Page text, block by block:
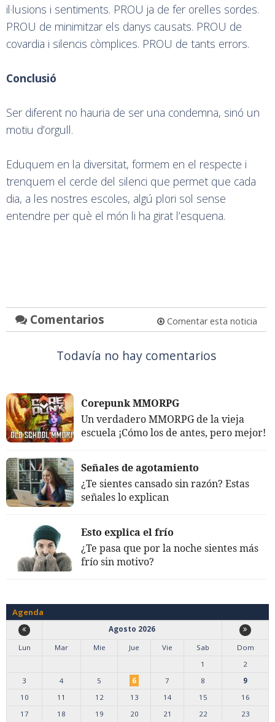
il·lusions i sentiments. PROU ja de fer orelles sordes.
PROU de minimitzar els danys causats. PROU de
covardia i silencis còmplices. PROU de tants errors.
Conclusió
Ser diferent no hauria de ser una condemna, sinó un
motiu d’orgull.
Eduquem en la diversitat, formem en el respecte i
trenquem el cercle del silenci que permet que cada
dia, a les nostres escoles, algú plori sol sense
entendre per què el món li ha girat l’esquena.
Comentarios Comentar esta noticia
Todavía no hay comentarios
Corepunk MMORPG
Un verdadero MMORPG de la vieja
escuela ¡Cómo los de antes, pero mejor!
Señales de agotamiento
¿Te sientes cansado sin razón? Estas
señales lo explican
Esto explica el frío
¿Te pasa que por la noche sientes más
frío sin motivo?
Agenda
Agosto 2026
Lun
Mar Mie Jue Vie Sab
Dom
1
2
3
4 5 6 7 8
9
10
11 12 13 14 15
16
17
18 19 20 21 22 23